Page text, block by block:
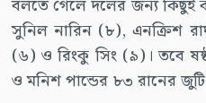
বলতে গেলে দলের জন্য কিছুই
সুনিল নারিন (৮), এনক্রিশ
(৬) ও রিংকু সিং (৯)। তবে
ও মনিশ পান্ডের ৮৩ রানের